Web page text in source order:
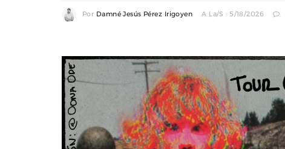
Por Damné Jesús Pérez Irigoyen A La/s : 5/18/2026